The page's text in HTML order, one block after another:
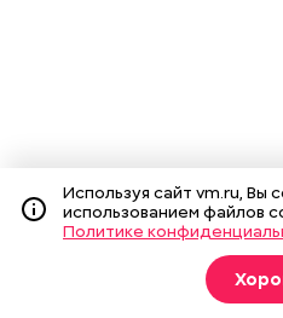
Используя сайт vm.ru, Вы
использованием файлов
Политике